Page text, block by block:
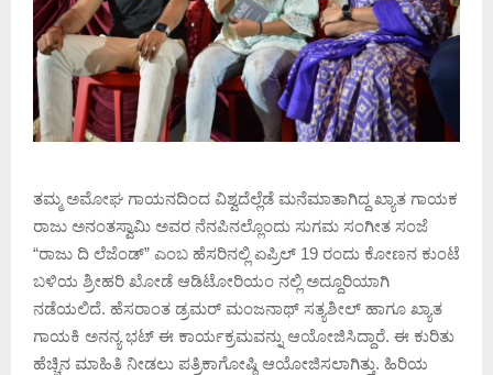
ತಮ್ಮ ಅಮೋಘ ಗಾಯನದಿಂದ ವಿಶ್ವದೆಲ್ಲೆಡೆ ಮನೆಮಾತಾಗಿದ್ದ ಖ್ಯಾತ ಗಾಯಕ
ರಾಜು ಅನಂತಸ್ವಾಮಿ ಅವರ ನೆನಪಿನಲ್ಲೊಂದು ಸುಗಮ ಸಂಗೀತ ಸಂಜೆ
“ರಾಜು ದಿ ಲೆಜೆಂಡ್” ಎಂಬ ಹೆಸರಿನಲ್ಲಿ ಏಪ್ರಿಲ್ 19 ರಂದು ಕೋಣನ ಕುಂಟೆ
ಬಳಿಯ ಶ್ರೀಹರಿ ಖೋಡೆ ಆಡಿಟೋರಿಯಂ ನಲ್ಲಿ ಅದ್ದೂರಿಯಾಗಿ
ನಡೆಯಲಿದೆ. ಹೆಸರಾಂತ ಡ್ರಮರ್ ಮಂಜನಾಥ್ ಸತ್ಯಶೀಲ್ ಹಾಗೂ ಖ್ಯಾತ
ಗಾಯಕಿ ಅನನ್ಯ ಭಟ್ ಈ ಕಾರ್ಯಕ್ರಮವನ್ನು ಆಯೋಜಿಸಿದ್ದಾರೆ. ಈ ಕುರಿತು
ಹೆಚ್ಚಿನ ಮಾಹಿತಿ ನೀಡಲು ಪತ್ರಿಕಾಗೋಷ್ಠಿ ಆಯೋಜಿಸಲಾಗಿತ್ತು. ಹಿರಿಯ